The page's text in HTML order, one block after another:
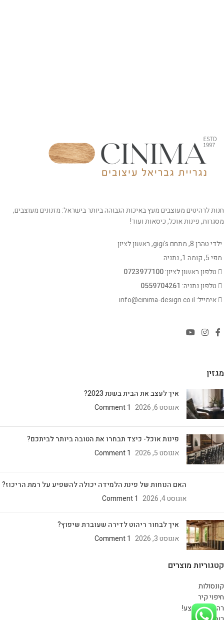
חנות לרהיטים מעוצבים מעץ באיכות הגבוהה ביותר בישראל: מזנונים מעוצבים,
מסגרות, פינות אוכל, כיסאות ועוד!
ילדי טהרן 8, מתחם gigi's, ראשון לציון
מפי 5, קומה 1, נתניה
טלפון ראשון לציון:0723977100
טלפון נתניה: 0559704261
אימייל: info@cinima-design.co.il
מגזין
איך לעצב את הבית בשנת 2023?
אוגוסט 6, 2026
1 Comment
פינות אוכל- כיצד תבחרו את הטובה ביותר לביתכם?
אוגוסט 5, 2026
1 Comment
האם הנוחות של פינת הלמידה יכולה להשפיע על רמת הריכוז?
אוגוסט 4, 2026
1 Comment
איך לבחור ריהוט לדירה שעוברת שיפוץ?
אוגוסט 3, 2026
1 Comment
קטגוריות מוצרים
קונסולות
חיפוי קיר
רהיטים במבצע!